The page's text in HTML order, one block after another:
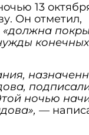
13
Он отметил,
«должна
конечных
ночью
—